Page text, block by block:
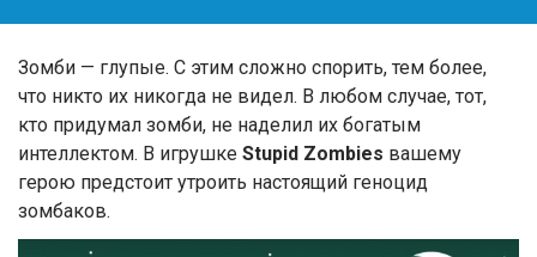
Зомби — глупые. С этим сложно спорить, тем более,
что никто их никогда не видел. В любом случае, тот,
кто придумал зомби, не наделил их богатым
интеллектом. В игрушке Stupid Zombies вашему
герою предстоит утроить настоящий геноцид
зомбаков.